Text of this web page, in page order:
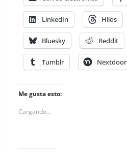
LinkedIn Hilos
Bluesky Reddit
Tumblr Nextdoor
Me gusta esto:
Cargando...